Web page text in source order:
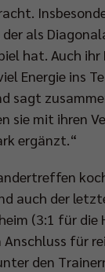
als
hat. Auch
Energie ins
sagt
sie mit ihren
ergänzt.“
auch der
(3:1 für die
Anschluss für
den